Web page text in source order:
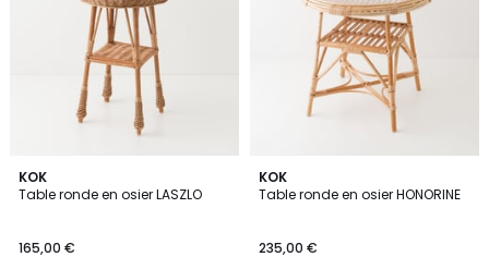
KOK
Table ronde en osier LASZLO
165,00 €
5
/
KOK
Table ronde en osier HONORINE
235,00 €